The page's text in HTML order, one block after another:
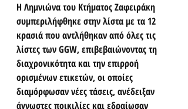
Η Λημνιώνα του Κτήματος Ζαφειράκη
συμπεριλήφθηκε στην λίστα με τα 12
κρασιά που αντλήθηκαν από όλες τις
λίστες των GGW, επιβεβαιώνοντας τη
διαχρονικότητα και την επιρροή
ορισμένων ετικετών, οι οποίες
διαμόρφωσαν νέες τάσεις, ανέδειξαν
άγνωστες ποικιλίες και εδραίωσαν